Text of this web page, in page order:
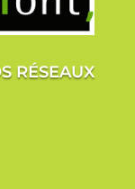
RÉSEAUX